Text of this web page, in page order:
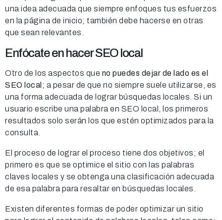
una idea adecuada que siempre enfoques tus esfuerzos
en la página de inicio; también debe hacerse en otras
que sean relevantes.
Enfócate en hacer SEO local
Otro de los aspectos que no puedes dejar de lado es el
SEO local ; a pesar de que no siempre suele utilizarse, es
una forma adecuada de lograr búsquedas locales. Si un
usuario escribe una palabra en SEO local, los primeros
resultados solo serán los que estén optimizados para la
consulta.
El proceso de lograr el proceso tiene dos objetivos; el
primero es que se optimice el sitio con las palabras
claves locales y se obtenga una clasificación adecuada
de esa palabra para resaltar en búsquedas locales.
Existen diferentes formas de poder optimizar un sitio